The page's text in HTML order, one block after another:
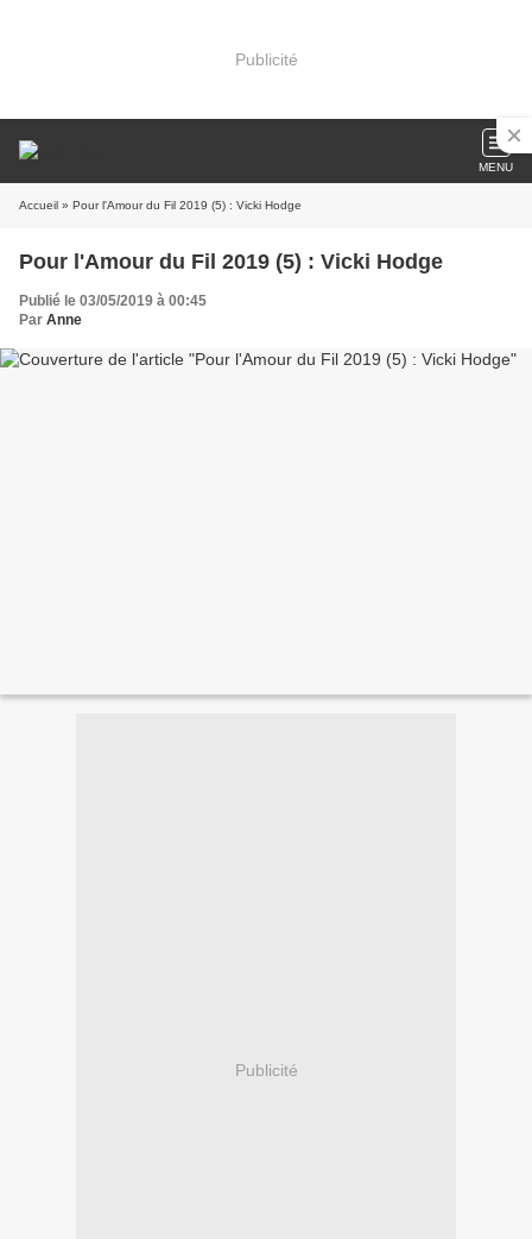
Publicité
MENU
Accueil » Pour l'Amour du Fil 2019 (5) : Vicki Hodge
Pour l'Amour du Fil 2019 (5) : Vicki Hodge
Publié le 03/05/2019 à 00:45
Par Anne
Publicité